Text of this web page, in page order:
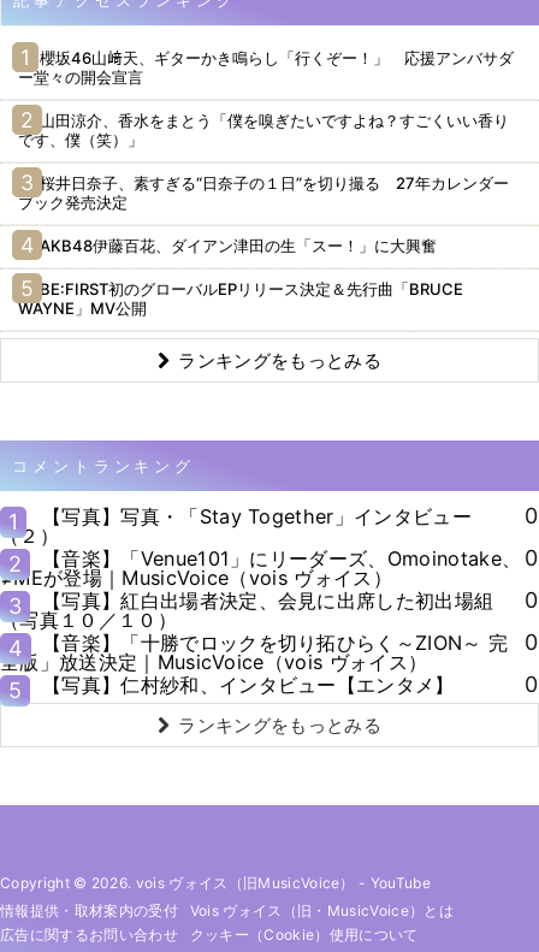
櫻坂46山﨑天、ギターかき鳴らし「行くぞー！」 応援アンバサダ
ー堂々の開会宣言
山田涼介、香水をまとう「僕を嗅ぎたいですよね？すごくいい香り
です、僕（笑）」
桜井日奈子、素すぎる“日奈子の１日”を切り撮る 27年カレンダー
ブック発売決定
AKB48伊藤百花、ダイアン津田の生「スー！」に大興奮
BE:FIRST初のグローバルEPリリース決定＆先行曲「BRUCE
WAYNE」MV公開
ランキングをもっとみる
コメントランキング
1
【写真】写真・「Stay Together」インタビュー
（２）
0
2
【音楽】「Venue101」にリーダーズ、Omoinotake、
≠MEが登場｜MusicVoice（vois ヴォイス）
0
3
【写真】紅白出場者決定、会見に出席した初出場組
（写真１０／１０）
0
4
【音楽】「十勝でロックを切り拓ひらく～ZION～ 完
全版」放送決定｜MusicVoice（vois ヴォイス）
0
5
【写真】仁村紗和、インタビュー【エンタメ】 0
ランキングをもっとみる
Copyright © 2026. vois ヴォイス（旧MusicVoice） - YouTube
情報提供・取材案内の受付
Vois ヴォイス（旧・MusicVoice）とは
広告に関するお問い合わせ
クッキー（cookie）使用について